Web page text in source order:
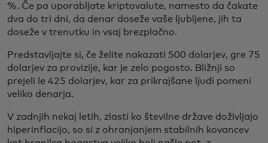
%. Če pa uporabljate kriptovalute, namesto da čakate
dva do tri dni, da denar doseže vaše ljubljene, jih ta
doseže v trenutku in vsaj brezplačno.
Predstavljajte si, če želite nakazati 500 dolarjev, gre 75
dolarjev za provizije, kar je zelo pogosto. Bližnji so
prejeli le 425 dolarjev, kar za prikrajšane ljudi pomeni
veliko denarja.
V zadnjih nekaj letih, zlasti ko številne države doživljajo
hiperinflacijo, so si z ohranjanjem stabilnih kovancev